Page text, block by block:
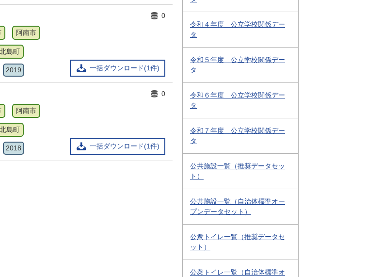
一括ダウンロード(1件)
0
阿南市
北島町
2019
一括ダウンロード(1件)
0
阿南市
北島町
2018
令和４年度 公立学校関係デー
タ
令和５年度 公立学校関係デー
タ
令和６年度 公立学校関係デー
タ
令和７年度 公立学校関係デー
タ
公共施設一覧（推奨データセッ
ト）
公共施設一覧（自治体標準オー
プンデータセット）
公衆トイレ一覧（推奨データセ
ット）
公衆トイレ一覧（自治体標準オ